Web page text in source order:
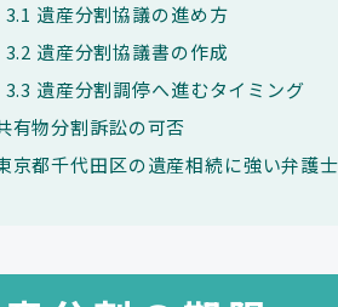
3.1 遺産分割協議の進め方
3.2 遺産分割協議書の作成
3.3 遺産分割調停へ進むタイミング
有物分割訴訟の可否
京都千代田区の遺産相続に強い弁護